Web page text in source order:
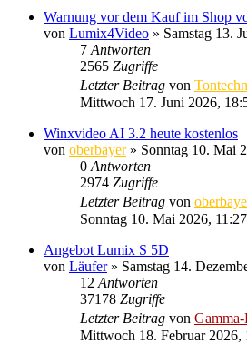
Warnung vor dem Kauf im Shop
von Lumix4Video » Samstag 13.
7 Antworten
2565 Zugriffe
Letzter Beitrag von
Mittwoch 17. Juni 2026,
Winxvideo AI 3.2 heute kostenlos
von oberbayer» Sonntag 10. Mai
0 Antworten
2974 Zugriffe
Letzter Beitrag von
Sonntag 10. Mai 2026, 11:27
Angebot Lumix S 5D
von Läufer» Samstag 14.
12 Antworten
37178 Zugriffe
Letzter Beitrag von
Mittwoch 18. Februar 2026,